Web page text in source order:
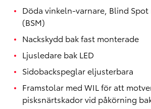
Döda vinkeln-varnare, Blind
(BSM)
Nackskydd bak fast monterade
Ljusledare bak LED
Sidobackspeglar eljusterbara
Framstolar med WIL för att
pisksnärtskador vid påkörning